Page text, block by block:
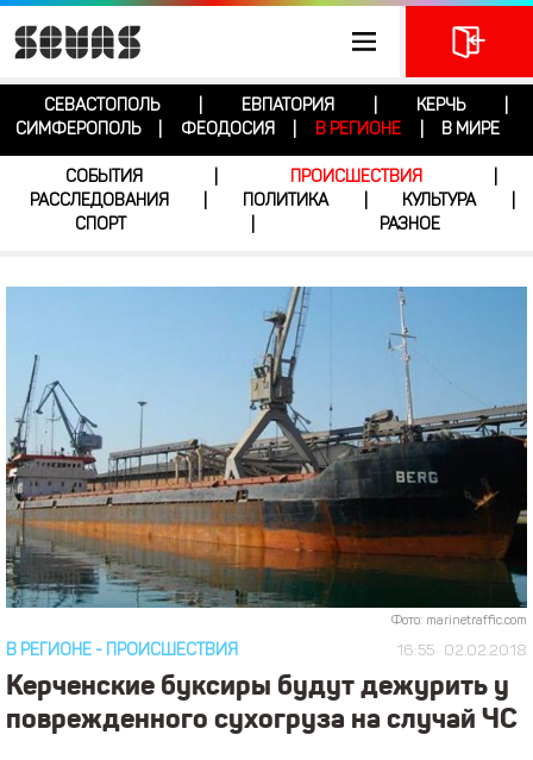
СЕВАСТОПОЛЬ ЕВПАТОРИЯ КЕРЧЬ
СИМФЕРОПОЛЬ
ФЕОДОСИЯ В РЕГИОНЕ В МИРЕ
СОБЫТИЯ ПРОИСШЕСТВИЯ
РАССЛЕДОВАНИЯ
ПОЛИТИКА КУЛЬТУРА
СПОРТ
РАЗНОЕ
Фото: marinetraffic.com
16:55 02.02.2018
В РЕГИОНЕ - ПРОИСШЕСТВИЯ
Керченские буксиры будут дежурить у
поврежденного сухогруза на случай ЧС